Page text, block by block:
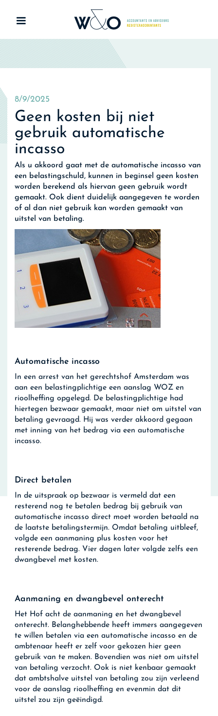
8/9/2025
Geen kosten bij niet
gebruik automatische
incasso
Als u akkoord gaat met de automatische incasso van
een belastingschuld, kunnen in beginsel geen kosten
worden berekend als hiervan geen gebruik wordt
gemaakt. Ook dient duidelijk aangegeven te worden
of al dan niet gebruik kan worden gemaakt van
uitstel van betaling.
Automatische incasso
In een arrest van het gerechtshof Amsterdam was
aan een belastingplichtige een aanslag WOZ en
rioolheffing opgelegd. De belastingplichtige had
hiertegen bezwaar gemaakt, maar niet om uitstel van
betaling gevraagd. Hij was verder akkoord gegaan
met inning van het bedrag via een automatische
incasso.
Direct betalen
In de uitspraak op bezwaar is vermeld dat een
resterend nog te betalen bedrag bij gebruik van
automatische incasso direct moet worden betaald na
de laatste betalingstermijn. Omdat betaling uitbleef,
volgde een aanmaning plus kosten voor het
resterende bedrag. Vier dagen later volgde zelfs een
dwangbevel met kosten.
Aanmaning en dwangbevel onterecht
Het Hof acht de aanmaning en het dwangbevel
onterecht. Belanghebbende heeft immers aangegeven
te willen betalen via een automatische incasso en de
ambtenaar heeft er zelf voor gekozen hier geen
gebruik van te maken. Bovendien was niet om uitstel
van betaling verzocht. Ook is niet kenbaar gemaakt
dat ambtshalve uitstel van betaling zou zijn verleend
voor de aanslag rioolheffing en evenmin dat dit
uitstel zou zijn geëindigd.